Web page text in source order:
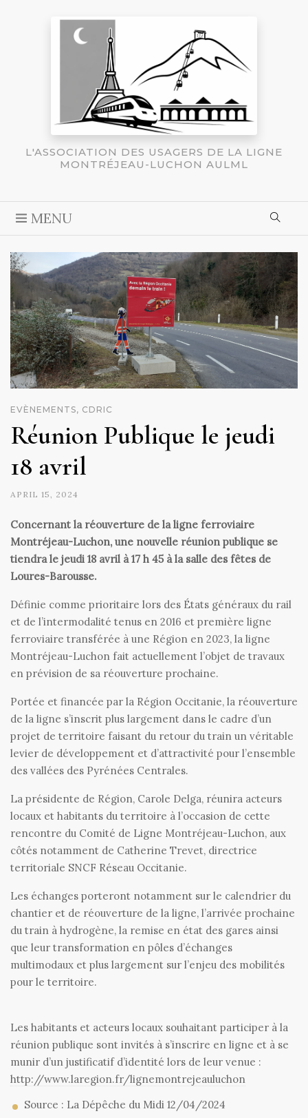
L'ASSOCIATION DES USAGERS DE LA LIGNE
MONTRÉJEAU-LUCHON AULML
MENU
EVÈNEMENTS, CDRIC
Réunion Publique le jeudi
18 avril
APRIL 15, 2024
Concernant la réouverture de la ligne ferroviaire
Montréjeau-Luchon, une nouvelle réunion publique se
tiendra le jeudi 18 avril à 17 h 45 à la salle des fêtes de
Loures-Barousse.
Définie comme prioritaire lors des États généraux du rail
et de l’intermodalité tenus en 2016 et première ligne
ferroviaire transférée à une Région en 2023, la ligne
Montréjeau-Luchon fait actuellement l’objet de travaux
en prévision de sa réouverture prochaine.
Portée et financée par la Région Occitanie, la réouverture
de la ligne s’inscrit plus largement dans le cadre d’un
projet de territoire faisant du retour du train un véritable
levier de développement et d’attractivité pour l’ensemble
des vallées des Pyrénées Centrales.
La présidente de Région, Carole Delga, réunira acteurs
locaux et habitants du territoire à l’occasion de cette
rencontre du Comité de Ligne Montréjeau-Luchon, aux
côtés notamment de Catherine Trevet, directrice
territoriale SNCF Réseau Occitanie.
Les échanges porteront notamment sur le calendrier du
chantier et de réouverture de la ligne, l’arrivée prochaine
du train à hydrogène, la remise en état des gares ainsi
que leur transformation en pôles d’échanges
multimodaux et plus largement sur l’enjeu des mobilités
pour le territoire.
Les habitants et acteurs locaux souhaitant participer à la
réunion publique sont invités à s’inscrire en ligne et à se
munir d’un justificatif d’identité lors de leur venue :
http://www.laregion.fr/lignemontrejeauluchon
Source : La Dépêche du Midi 12/04/2024